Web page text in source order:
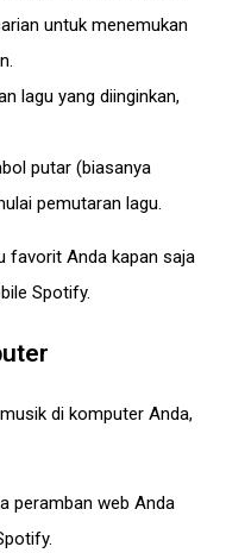
untuk menemukan
lagu yang diinginkan,
putar (biasanya
pemutaran lagu.
favorit Anda kapan saja
Spotify.
di komputer Anda,
peramban web Anda